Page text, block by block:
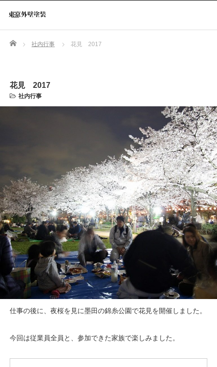
Home 社内行事 花見 2017
花見 2017
社内行事
仕事の後に、夜桜を見に墨田の錦糸公園で花見を開催しました。
今回は従業員全員と、参加できた家族で楽しみました。